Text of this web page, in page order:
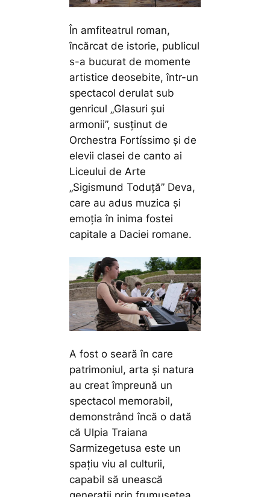
În amfiteatrul roman,
încărcat de istorie, publicul
s-a bucurat de momente
artistice deosebite, într-un
spectacol derulat sub
genricul „Glasuri șui
armonii”, susținut de
Orchestra Fortíssimo și de
elevii clasei de canto ai
Liceului de Arte
„Sigismund Toduță” Deva,
care au adus muzica și
emoția în inima fostei
capitale a Daciei romane.
A fost o seară în care
patrimoniul, arta și natura
au creat împreună un
spectacol memorabil,
demonstrând încă o dată
că Ulpia Traiana
Sarmizegetusa este un
spațiu viu al culturii,
capabil să unească